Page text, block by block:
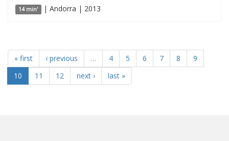
14 min' | Andorra | 2013
« first ‹ previous … 4 5 6 7 8
9
10
11 12 next › last »